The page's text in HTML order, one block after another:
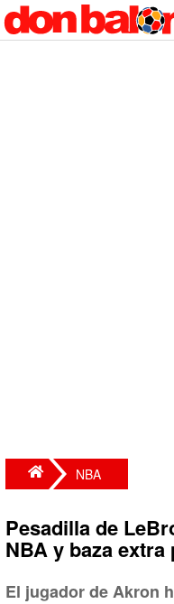
NBA
Pesadilla de
NBA y baza
El jugador de Akron